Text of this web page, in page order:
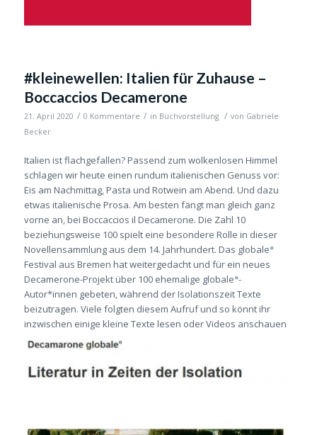
#kleinewellen: Italien für Zuhause –
Boccaccios Decamerone
21. April 2020 / 0 Kommentare / in Buchvorstellung / von Gabriele
Becker
Italien ist flachgefallen? Passend zum wolkenlosen Himmel
schlagen wir heute einen rundum italienischen Genuss vor:
Eis am Nachmittag, Pasta und Rotwein am Abend. Und dazu
etwas italienische Prosa. Am besten fängt man gleich ganz
vorne an, bei Boccaccios il Decamerone. Die Zahl 10
beziehungsweise 100 spielt eine besondere Rolle in dieser
Novellensammlung aus dem 14. Jahrhundert. Das globale°
Festival aus Bremen hat weitergedacht und für ein neues
Decamerone-Projekt über 100 ehemalige globale°-
Autor*innen gebeten, während der Isolationszeit Texte
beizutragen. Viele folgten diesem Aufruf und so könnt ihr
inzwischen einige kleine Texte lesen oder Videos anschauen